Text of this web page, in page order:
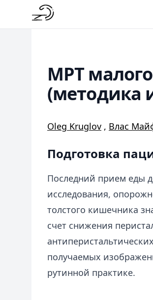
МРТ
(методика
Oleg Kruglov , Влас
Подготовка
Последний прием еды
исследования,
толстого кишечника
счет снижения
получаемых
рутинной практике.